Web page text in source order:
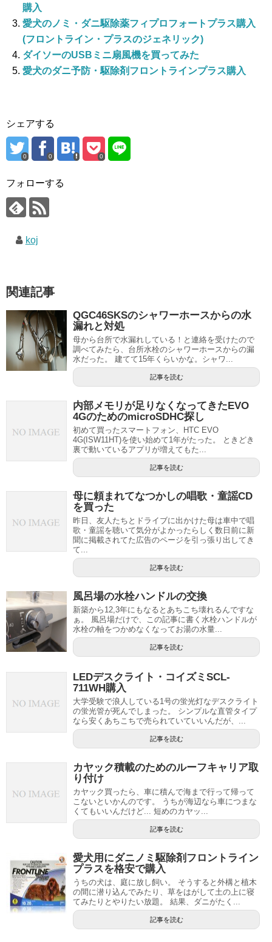
購入
愛犬のノミ・ダニ駆除薬フィプロフォートプラス購入
(フロントライン・プラスのジェネリック)
ダイソーのUSBミニ扇風機を買ってみた
愛犬のダニ予防・駆除剤フロントラインプラス購入
シェアする
0 0 0
フォローする
koj
関連記事
QGC46SKSのシャワーホースからの水
漏れと対処
母から台所で水漏れしている！と連絡を受けたので
調べてみたら、台所水栓のシャワーホースからの漏
水だった。 建てて15年くらいかな。シャワ...
記事を読む
内部メモリが足りなくなってきたEVO
4GのためのmicroSDHC探し
初めて買ったスマートフォン、HTC EVO
4G(ISW11HT)を使い始めて1年がたった。 ときどき
裏で動いているアプリが増えてもた...
記事を読む
母に頼まれてなつかしの唱歌・童謡CD
を買った
昨日、友人たちとドライブに出かけた母は車中で唱
歌・童謡を聴いて気分がよかったらしく数日前に新
聞に掲載されてた広告のページを引っ張り出してき
て...
記事を読む
風呂場の水栓ハンドルの交換
新築から12,3年にもなるとあちこち壊れるんですな
ぁ。 風呂場だけで、この記事に書く水栓ハンドルが
水栓の軸をつかめなくなってお湯の水量...
記事を読む
LEDデスクライト・コイズミSCL-
711WH購入
大学受験で浪人している1号の蛍光灯なデスクライト
の蛍光管が死んでしまった。 シンプルな直管タイプ
なら安くあちこちで売られていていいんだが、...
記事を読む
カヤック積載のためのルーフキャリア取
り付け
カヤック買ったら、車に積んで海まで行って帰って
こないといかんのです。 うちが海辺なら車につまな
くてもいいんだけど... 短めのカヤッ...
記事を読む
愛犬用にダニノミ駆除剤フロントライン
プラスを格安で購入
うちの犬は、庭に放し飼い。 そうすると外構と植木
の間に潜り込んでみたり、草をはがして土の上に寝
てみたりとやりたい放題。 結果、ダニがたく...
記事を読む